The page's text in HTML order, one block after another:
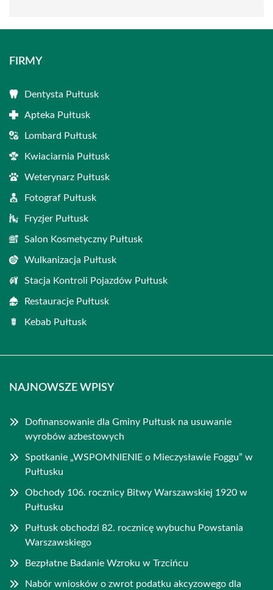
FIRMY
Dentysta Pułtusk
Apteka Pułtusk
Lombard Pułtusk
Kwiaciarnia Pułtusk
Weterynarz Pułtusk
Fotograf Pułtusk
Fryzjer Pułtusk
Salon Kosmetyczny Pułtusk
Wulkanizacja Pułtusk
Stacja Kontroli Pojazdów Pułtusk
Restauracje Pułtusk
Kebab Pułtusk
NAJNOWSZE WPISY
Dofinansowanie dla Gminy Pułtusk na usuwanie
wyrobów azbestowych
Spotkanie „WSPOMNIENIE o Mieczysławie Foggu” w
Pułtusku
Obchody 106. rocznicy Bitwy Warszawskiej 1920 w
Pułtusku
Pułtusk obchodzi 82. rocznicę wybuchu Powstania
Warszawskiego
Bezpłatne Badanie Wzroku w Trzcińcu
Nabór wniosków o zwrot podatku akcyzowego dla